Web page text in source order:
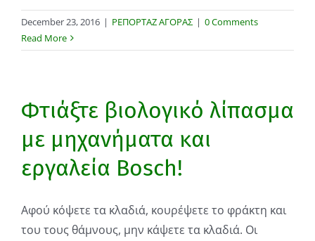
December 23, 2016 | ΡΕΠΟΡΤΑΖ ΑΓΟΡΑΣ | 0 Comments
Read More
Φτιάξτε βιολογικό λίπασμα
με μηχανήματα και
εργαλεία Bosch!
Αφού κόψετε τα κλαδιά, κουρέψετε το φράκτη και
του τους θάμνους, μην κάψετε τα κλαδιά. Οι